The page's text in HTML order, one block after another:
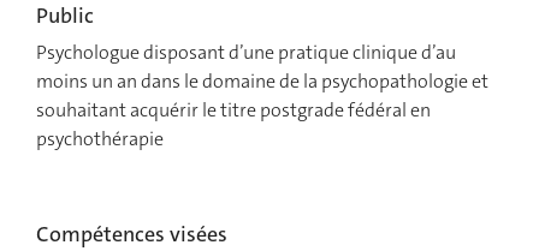
Public
Psychologue disposant d’une pratique clinique d’au
moins un an dans le domaine de la psychopathologie et
souhaitant acquérir le titre postgrade fédéral en
psychothérapie
Compétences visées